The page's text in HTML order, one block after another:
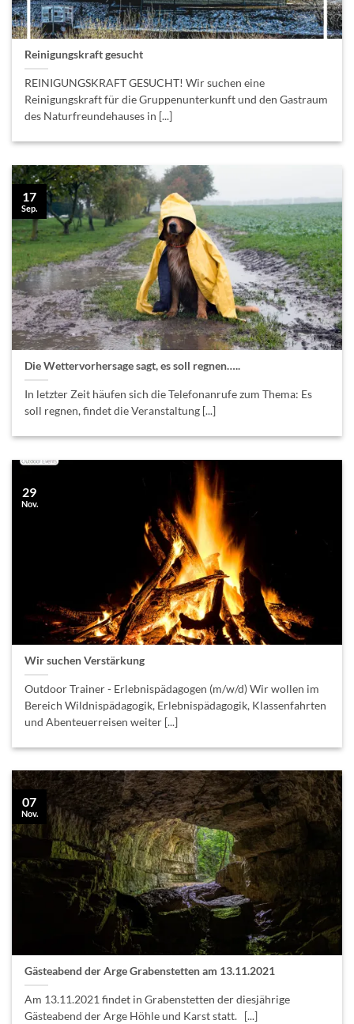
Reinigungskraft gesucht
REINIGUNGSKRAFT GESUCHT! Wir suchen eine
Reinigungskraft für die Gruppenunterkunft und den Gastraum
des Naturfreundehauses in [...]
Die Wettervorhersage sagt, es soll regnen…..
In letzter Zeit häufen sich die Telefonanrufe zum Thema: Es
soll regnen, findet die Veranstaltung [...]
17
Sep.
Wir suchen Verstärkung
Outdoor Trainer - Erlebnispädagogen (m/w/d) Wir wollen im
Bereich Wildnispädagogik, Erlebnispädagogik, Klassenfahrten
und Abenteuerreisen weiter [...]
29
Nov.
Gästeabend der Arge Grabenstetten am 13.11.2021
Am 13.11.2021 findet in Grabenstetten der diesjährige
Gästeabend der Arge Höhle und Karst statt. [...]
07
Nov.